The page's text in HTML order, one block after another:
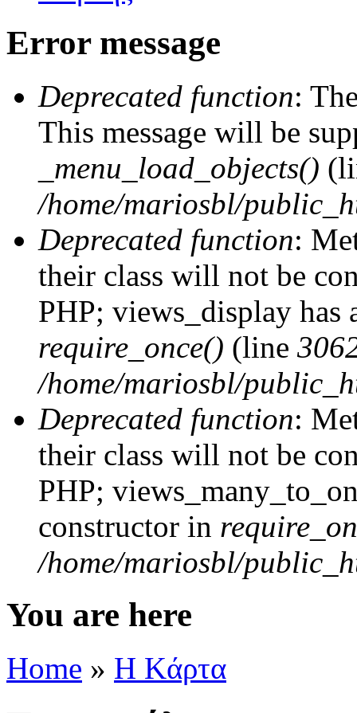
Error message
Deprecated function:
This message will be
_menu_load_objects()
/home/mariosbl/
Deprecated function:
their class will not be
PHP; views_display has
require_once() (line
/home/mariosbl/
Deprecated function:
their class will not be
PHP;
constructor in
/home/mariosbl/
You are here
Home » Η Kάρτα